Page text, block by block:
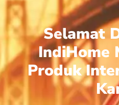
Selamat
IndiHome
Produk